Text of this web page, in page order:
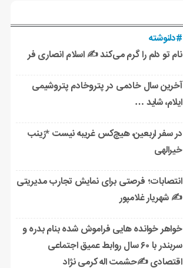
#دلنوشته
نام تو دلم را گرم می‌کند ✍️ اسلام انصاری فر
آخرین سال خادمی در پتروخادم پتروشیمی
ایلام، شاید …
در سفر اربعین، هیچ‌کس غریبه نیست *زینب
خیرالهی
انتصابات؛ فرصتی برای نمایش تجارب مدیریتی
✍ شهریار غلامپور
خواهر خوانده هایی فراموش شده بنام بدره و
سربندر با ۶۰ سال روابط عمیق اجتماعی
اقتصادی ✍حشمت اله کرمی نژاد